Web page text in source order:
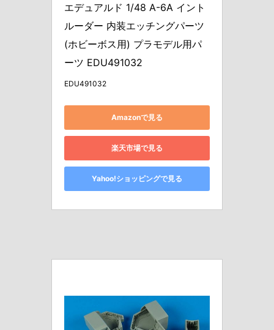
エデュアルド 1/48 A-6A イント
ルーダー 内装エッチングパーツ
(ホビーボス用) プラモデル用パ
ーツ EDU491032
EDU491032
Amazonで見る
楽天市場で見る
Yahoo!ショッピングで見る